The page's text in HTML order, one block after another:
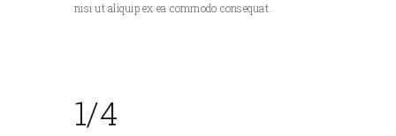
nisi ut aliquip ex ea commodo consequat.
1/4